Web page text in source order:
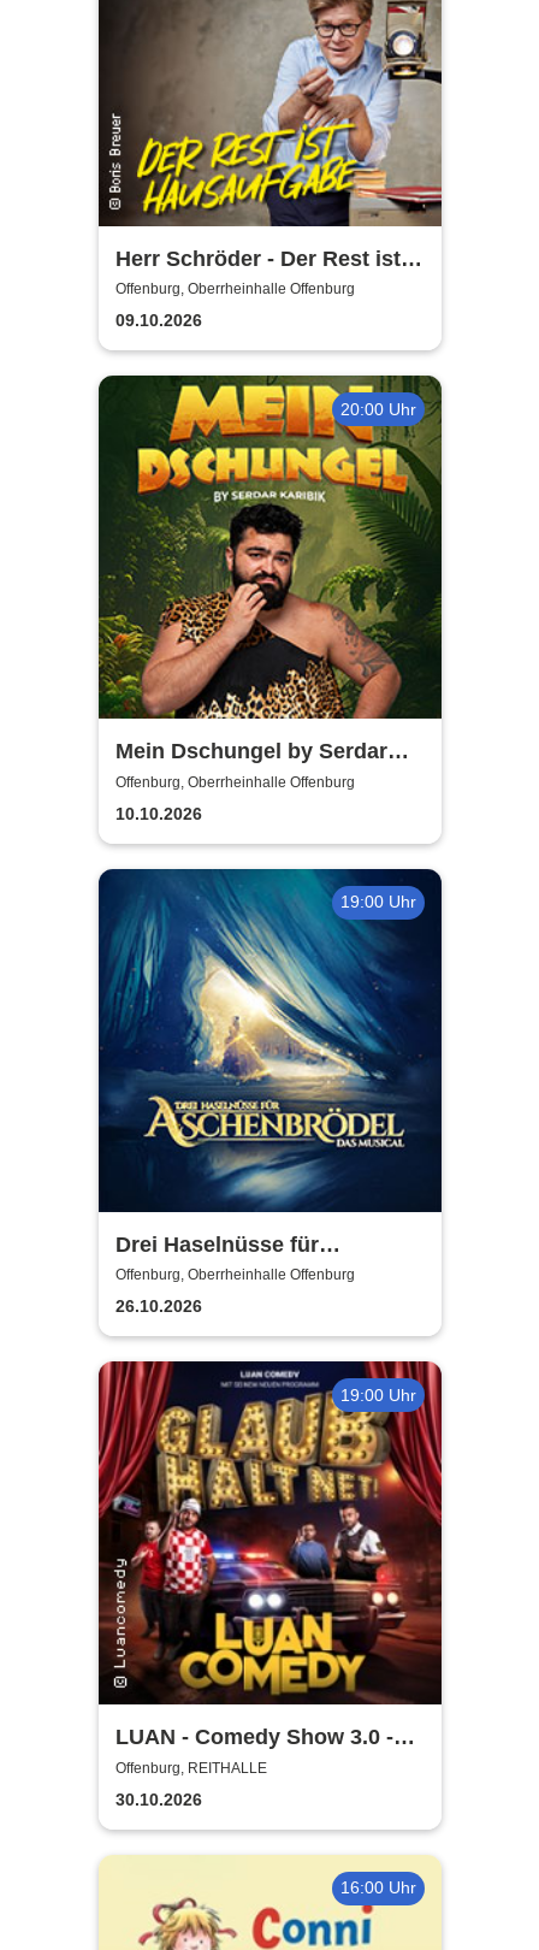
Herr Schröder - Der Rest ist
Hausaufgabe
Offenburg, Oberrheinhalle Offenburg
09.10.2026
20:00 Uhr
Mein Dschungel by Serdar
Karibik
Offenburg, Oberrheinhalle Offenburg
10.10.2026
19:00 Uhr
Drei Haselnüsse für
Aschenbrödel - Das Musical
Offenburg, Oberrheinhalle Offenburg
26.10.2026
19:00 Uhr
LUAN - Comedy Show 3.0 -
Glaub halt net!
Offenburg, REITHALLE
30.10.2026
16:00 Uhr